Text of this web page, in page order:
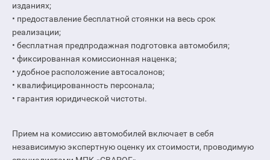
изданиях;
• предоставление бесплатной стоянки на весь срок
реализации;
• бесплатная предпродажная подготовка автомобиля;
• фиксированная комиссионная наценка;
• удобное расположение автосалонов;
• квалифицированность персонала;
• гарантия юридической чистоты.
Прием на комиссию автомобилей включает в себя
независимую экспертную оценку их стоимости, проводимую